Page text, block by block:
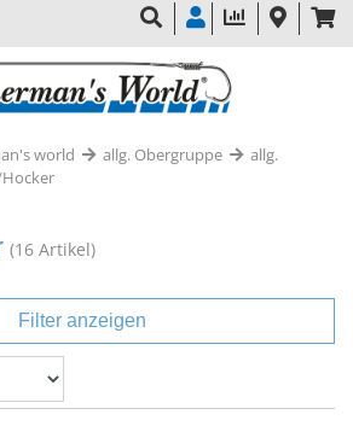
world allg. Obergruppe
allg.
(16 Artikel)
Filter anzeigen